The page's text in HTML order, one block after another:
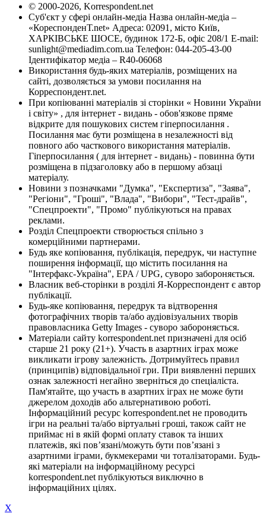
© 2000-2026, Korrespondent.net
Суб'єкт у сфері онлайн-медіа Назва онлайн-медіа –
«КореспонденТ.net» Адреса: 02091, місто Київ,
ХАРКІВСЬКЕ ШОСЕ, будинок 172-Б, офіс 208/1 E-mail:
sunlight@mediadim.com.ua Телефон: 044-205-43-00
Ідентифікатор медіа – R40-06068
Використання будь-яких матеріалів, розміщених на
сайті, дозволяється за умови посилання на
Корреспондент.net.
При копіюванні матеріалів зі сторінки « Новини України
і світу» , для інтернет - видань - обов'язкове пряме
відкрите для пошукових систем гіперпосилання .
Посилання має бути розміщена в незалежності від
повного або часткового використання матеріалів.
Гіперпосилання ( для інтернет - видань) - повинна бути
розміщена в підзаголовку або в першому абзаці
матеріалу.
Новини з позначками "Думка", "Експертиза", "Заява",
"Регіони", "Гроші", "Влада", "Вибори", "Тест-драйв",
"Спецпроекти", "Промо" публікуються на правах
реклами.
Розділ Спецпроекти створюється спільно з
комерційними партнерами.
Будь яке копіювання, публікація, передрук, чи наступне
поширення інформації, що містить посилання на
"Інтерфакс-Україна", EPA / UPG, суворо забороняється.
Власник веб-сторінки в розділі Я-Корреспондент є автор
публікації.
Будь-яке копіювання, передрук та відтворення
фотографічних творів та/або аудіовізуальних творів
правовласника Getty Images - суворо забороняється.
Матеріали сайту korrespondent.net призначені для осіб
старше 21 року (21+). Участь в азартних іграх може
викликати ігрову залежність. Дотримуйтесь правил
(принципів) відповідальної гри. При виявленні перших
ознак залежності негайно зверніться до спеціаліста.
Пам'ятайте, що участь в азартних іграх не може бути
джерелом доходів або альтернативою роботі.
Інформаційний ресурс korrespondent.net не проводить
ігри на реальні та/або віртуальні гроші, також сайт не
приймає ні в якій формі оплату ставок та інших
платежів, які пов’язані/можуть бути пов’язані з
азартними іграми, букмекерами чи тоталізаторами. Будь-
які матеріали на інформаційному ресурсі
korrespondent.net публікуються виключно в
інформаційних цілях.
X